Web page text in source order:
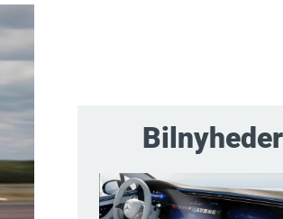
Bilnyheder